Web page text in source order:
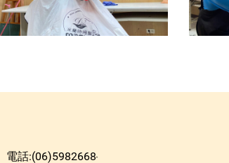
電話:(06)5982668‧